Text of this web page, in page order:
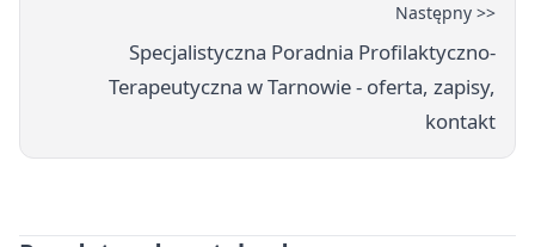
Następny >>
Specjalistyczna Poradnia Profilaktyczno-
Terapeutyczna w Tarnowie - oferta, zapisy,
kontakt